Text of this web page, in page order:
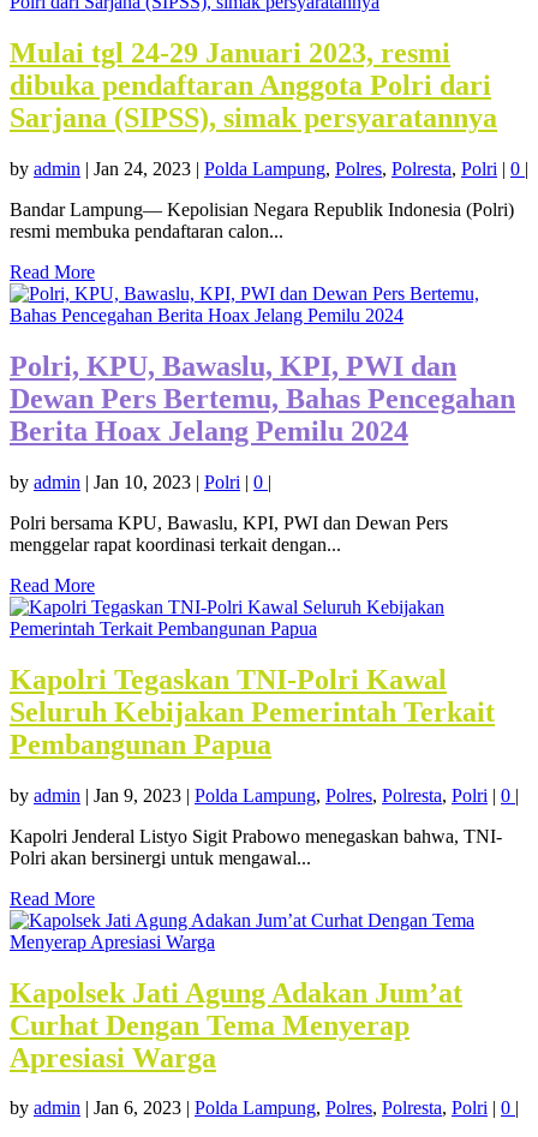
Mulai tgl 24-29 Januari 2023, resmi
dibuka pendaftaran Anggota Polri dari
Sarjana (SIPSS), simak persyaratannya
by admin | Jan 24, 2023 | Polda Lampung, Polres, Polresta, Polri | 0 |
Bandar Lampung— Kepolisian Negara Republik Indonesia (Polri)
resmi membuka pendaftaran calon...
Read More
Polri, KPU, Bawaslu, KPI, PWI dan
Dewan Pers Bertemu, Bahas Pencegahan
Berita Hoax Jelang Pemilu 2024
by admin | Jan 10, 2023 | Polri | 0 |
Polri bersama KPU, Bawaslu, KPI, PWI dan Dewan Pers
menggelar rapat koordinasi terkait dengan...
Read More
Kapolri Tegaskan TNI-Polri Kawal
Seluruh Kebijakan Pemerintah Terkait
Pembangunan Papua
by admin | Jan 9, 2023 | Polda Lampung, Polres, Polresta, Polri | 0 |
Kapolri Jenderal Listyo Sigit Prabowo menegaskan bahwa, TNI-
Polri akan bersinergi untuk mengawal...
Read More
Kapolsek Jati Agung Adakan Jum’at
Curhat Dengan Tema Menyerap
Apresiasi Warga
by admin Jan 6, 2023 Polda Lampung, Polres, Polresta, Polri 0